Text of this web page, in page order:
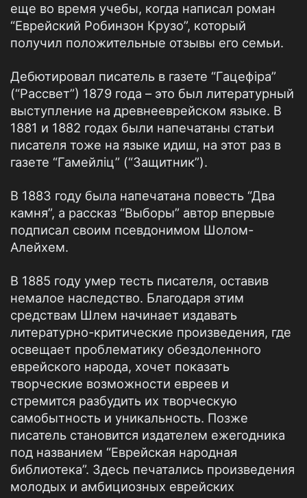
еще во время учебы, когда написал роман
“Еврейский Робинзон Крузо”, который
получил положительные отзывы его семьи.
Дебютировал писатель в газете “Гацефіра”
(“Рассвет”) 1879 года – это был литературный
выступление на древнееврейском языке. В
1881 и 1882 годах были напечатаны статьи
писателя тоже на языке идиш, на этот раз в
газете “Гамейліц” (“Защитник”).
В 1883 году была напечатана повесть “Два
камня”, а рассказ “Выборы” автор впервые
подписал своим псевдонимом Шолом-
Алейхем.
В 1885 году умер тесть писателя, оставив
немалое наследство. Благодаря этим
средствам Шлем начинает издавать
литературно-критические произведения, где
освещает проблематику обездоленного
еврейского народа, хочет показать
творческие возможности евреев и
стремится разбудить их творческую
самобытность и уникальность. Позже
писатель становится издателем ежегодника
под названием “Еврейская народная
библиотека”. Здесь печатались произведения
молодых и амбициозных еврейских